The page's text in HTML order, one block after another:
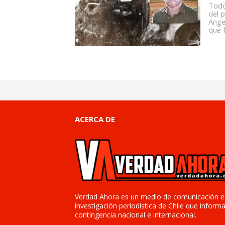
del
que
ACERCA DE
Verdad Ahora es un medio de comunicación e
investigación periodística de Chile que
contingencia nacional e internacional.